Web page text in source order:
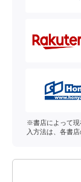
※書店によって現
入方法は、各書